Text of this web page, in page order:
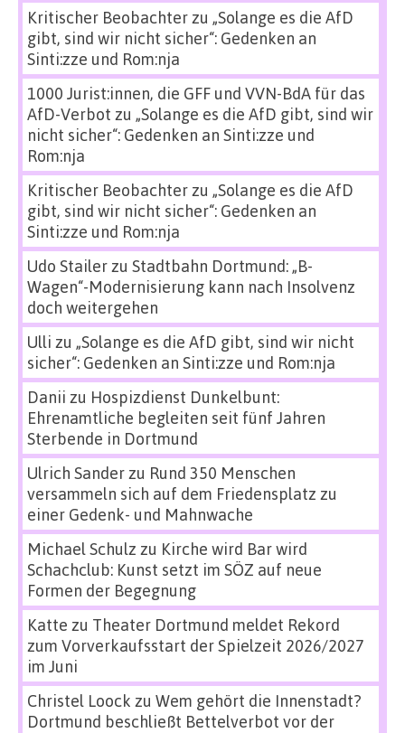
Kritischer Beobachterzu „Solange es die AfD
gibt, sind wir nicht sicher“: Gedenken an
Sinti:zze und Rom:nja
1000 Jurist:innen, die GFF und VVN-BdA für das
AfD-Verbot zu „Solange es die AfD gibt, sind wir
nicht sicher“: Gedenken an Sinti:zze und
Rom:nja
Kritischer Beobachterzu „Solange es die AfD
gibt, sind wir nicht sicher“: Gedenken an
Sinti:zze und Rom:nja
Udo Stailerzu Stadtbahn Dortmund: „B-
Wagen“-Modernisierung kann nach Insolvenz
doch weitergehen
Ulli zu „Solange es die AfD gibt, sind wir nicht
sicher“: Gedenken an Sinti:zze und Rom:nja
Danii zu Hospizdienst Dunkelbunt:
Ehrenamtliche begleiten seit fünf Jahren
Sterbende in Dortmund
Ulrich Sanderzu Rund 350 Menschen
versammeln sich auf dem Friedensplatz zu
einer Gedenk- und Mahnwache
Michael Schulz zu Kirche wird Bar wird
Schachclub: Kunst setzt im SÖZ auf neue
Formen der Begegnung
Katte zu Theater Dortmund meldet Rekord
zum Vorverkaufsstart der Spielzeit 2026/2027
im Juni
Christel Loock zu Wem gehört die Innenstadt?
Dortmund beschließt Bettelverbot vor der